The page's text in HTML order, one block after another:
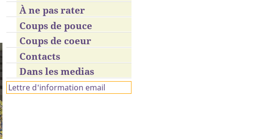
À ne pas rater
Coups de pouce
Coups de coeur
Contacts
Dans les medias
Lettre d'information email